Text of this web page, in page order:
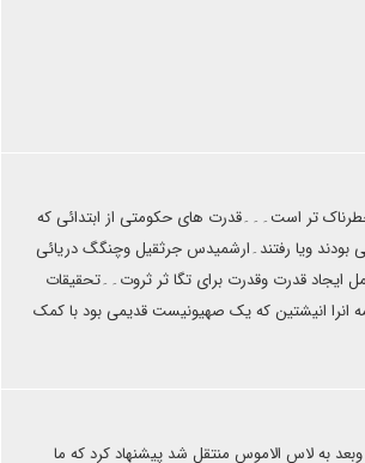
تر است۔۔۔قدرت های حکومتی از ابتدائی که
بودند ویا رفتند۔ارشمیدس جرثقیل وچنگگ دریائی
قدرت وقدرت برای تگا ثر ثروت۔۔تحقیقات
انرا انیشتین که یک صهیونیست قدیمی بود با کمک
به لاس الاموس منتقل شد پیشنهاد کرد که ما